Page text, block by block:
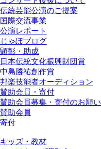
伝統芸能公演のご提案
国際交流事業
公演レポート
じゃぽブログ
顕彰・助成
日本伝統文化振興財団賞
中島勝祐創作賞
邦楽技能者オーディション
賛助会員・寄付
賛助会員募集・寄付のお願い
賛助会員
寄付
キッズ・教材